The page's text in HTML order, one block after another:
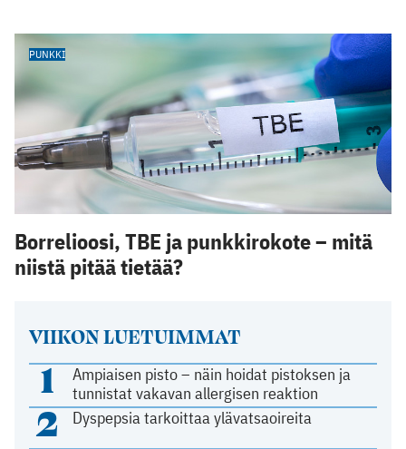
VIIKON LUETUIMMAT
1
Ampiaisen pisto – näin hoidat pistoksen ja
tunnistat vakavan allergisen reaktion
2 Dyspepsia tarkoittaa ylävatsaoireita
PUNKKI
Borrelioosi, TBE ja punkkirokote – mitä
niistä pitää tietää?